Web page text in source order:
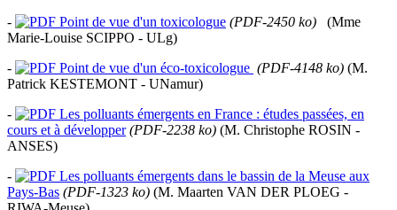
-
Point de vue d'un toxicologue (PDF-2450 ko) (Mme
Marie-Louise SCIPPO - ULg)
-
Point de vue d'un éco-toxicologue (PDF-4148 ko) (M.
Patrick KESTEMONT - UNamur)
-
Les polluants émergents en France : études passées, en
cours et à développer(PDF-2238 ko) (M. Christophe ROSIN -
ANSES)
-
Les polluants émergents dans le bassin de la Meuse aux
Pays-Bas (PDF-1323 ko) (M. Maarten VAN DER PLOEG -